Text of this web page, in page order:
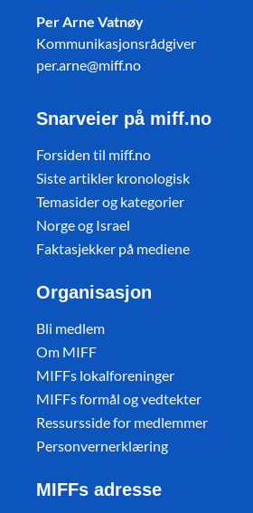
Per Arne Vatnøy
Kommunikasjonsrådgiver
per.arne@miff.no
Snarveier på miff.no
Forsiden til miff.no
Siste artikler kronologisk
Temasider og kategorier
Norge og Israel
Faktasjekker på mediene
Organisasjon
Bli medlem
Om MIFF
MIFFs lokalforeninger
MIFFs formål og vedtekter
Ressursside for medlemmer
Personvernerklæring
MIFFs adresse